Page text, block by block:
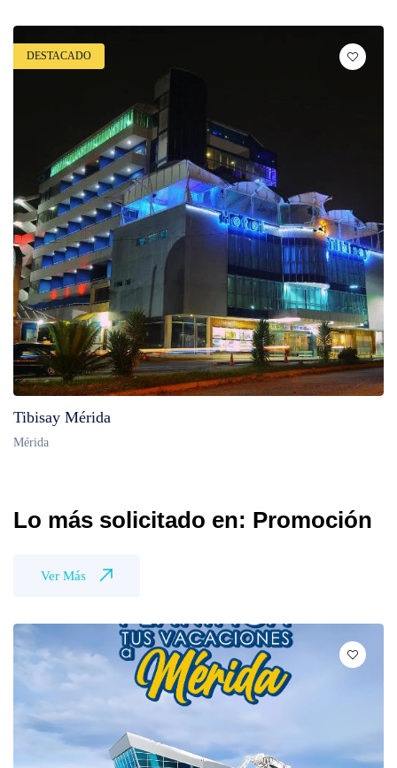
DESTACADO
Tibisay Mérida
Mérida
Lo más solicitado en: Promoción
Ver Más